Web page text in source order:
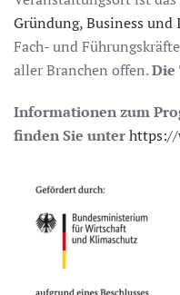
Gründung, Business
Fach- und
aller Branchen offen.Die
Informationen zum
finden Sie unterhttps://